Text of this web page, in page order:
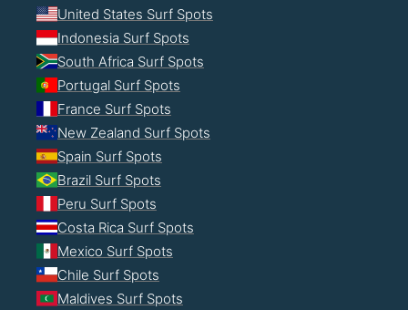
United States Surf Spots
Indonesia Surf Spots
South Africa Surf Spots
Portugal Surf Spots
France Surf Spots
New Zealand Surf Spots
Spain Surf Spots
Brazil Surf Spots
Peru Surf Spots
Costa Rica Surf Spots
Mexico Surf Spots
Chile Surf Spots
Maldives Surf Spots